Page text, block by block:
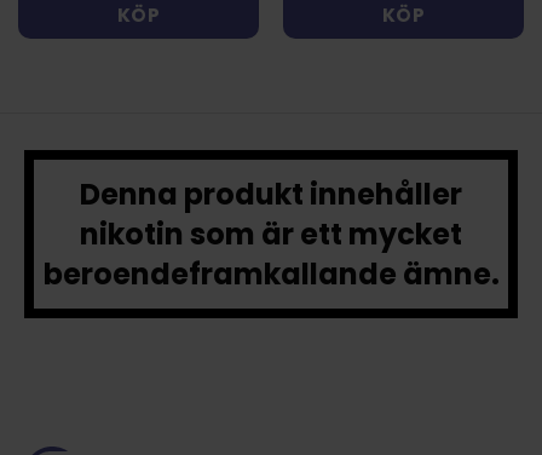
KÖP KÖP
Denna produkt innehåller
nikotin som är ett mycket
beroendeframkallande ämne.